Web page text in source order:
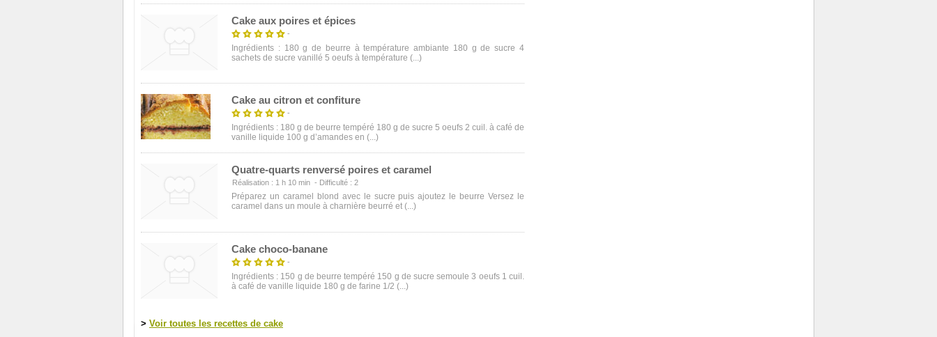
Cake aux poires et épices
-
Ingrédients : 180 g de beurre à température ambiante 180 g de sucre 4
sachets de sucre vanillé 5 oeufs à température (...)
Cake au citron et confiture
-
Ingrédients : 180 g de beurre tempéré 180 g de sucre 5 oeufs 2 cuil. à café de
vanille liquide 100 g d’amandes en (...)
Quatre-quarts renversé poires et caramel
Réalisation : 1 h 10 min - Difficulté : 2
Préparez un caramel blond avec le sucre puis ajoutez le beurre Versez le
caramel dans un moule à charnière beurré et (...)
Cake choco-banane
-
Ingrédients : 150 g de beurre tempéré 150 g de sucre semoule 3 oeufs 1 cuil.
à café de vanille liquide 180 g de farine 1/2 (...)
> Voir toutes les recettes de cake